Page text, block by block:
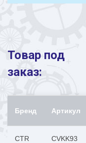
Товар под
заказ:
Бренд Артикул
CTR CVKK93